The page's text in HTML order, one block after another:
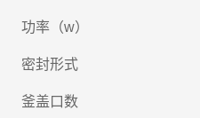
功率（w）
密封形式
釜盖口数